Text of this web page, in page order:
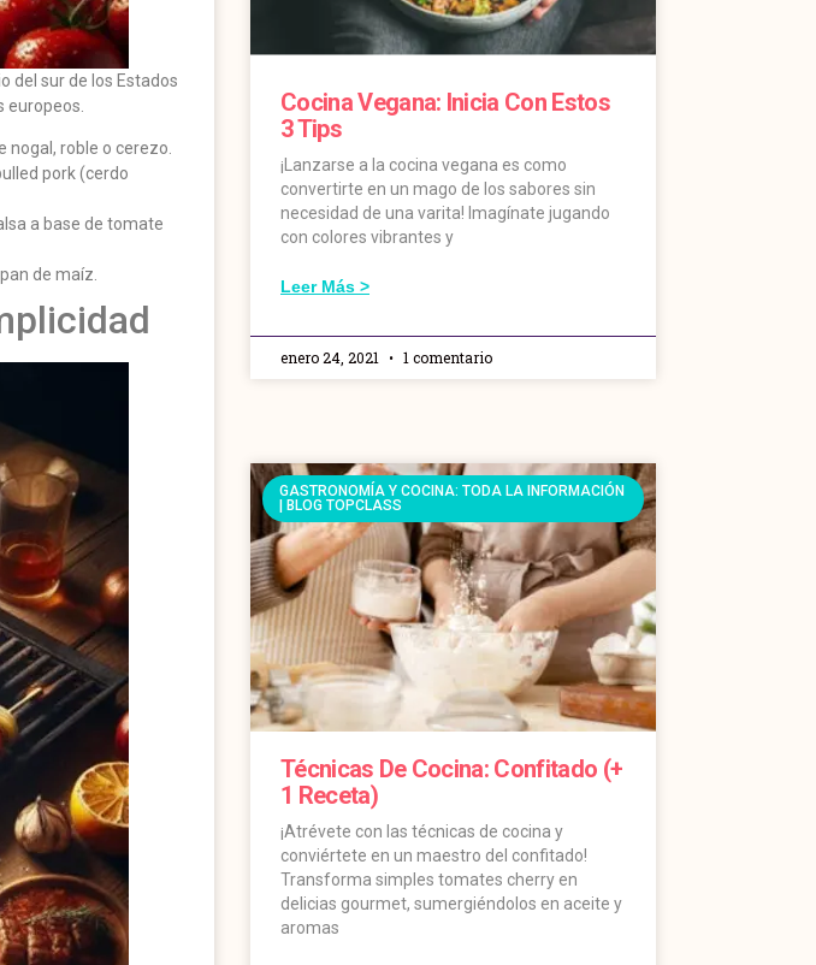
del sur de los Estados
europeos.
nogal, roble o cerezo.
pork (cerdo
a base de tomate
de maíz.
Cocina Vegana: Inicia Con Estos
3 Tips
¡Lanzarse a la cocina vegana es como
convertirte en un mago de los sabores sin
necesidad de una varita! Imagínate jugando
con colores vibrantes y
Leer Más >
enero 24, 2021 1 comentario
GASTRONOMÍA Y COCINA: TODA LA INFORMACIÓN
| BLOG TOPCLASS
Técnicas De Cocina: Confitado (+
1 Receta)
¡Atrévete con las técnicas de cocina y
conviértete en un maestro del confitado!
Transforma simples tomates cherry en
delicias gourmet, sumergiéndolos en aceite y
aromas